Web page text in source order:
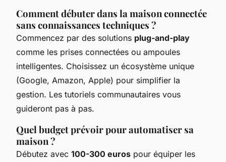
Comment débuter dans la maison connectée
sans connaissances techniques ?
Commencez par des solutions plug-and-play
comme les prises connectées ou ampoules
intelligentes. Choisissez un écosystème unique
(Google, Amazon, Apple) pour simplifier la
gestion. Les tutoriels communautaires vous
guideront pas à pas.
Quel budget prévoir pour automatiser sa
maison ?
Débutez avec 100-300 euros pour équiper les